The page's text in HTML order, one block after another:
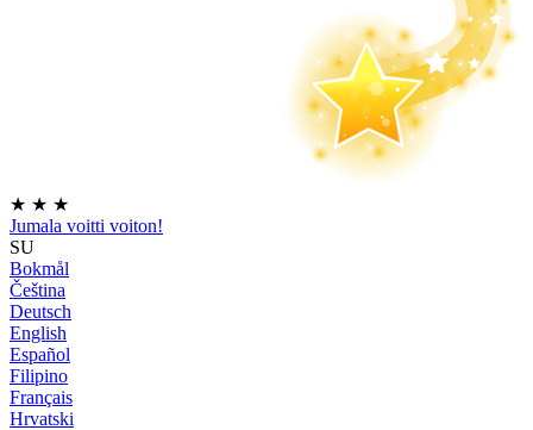
★ ★ ★
Jumala voitti voiton!
SU
Bokmål
Čeština
Deutsch
English
Español
Filipino
Français
Hrvatski